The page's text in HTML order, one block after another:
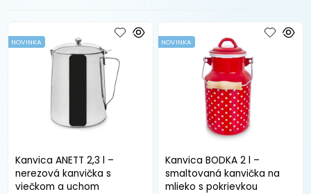
Kanvica ANETT 2,3 l –
nerezová kanvička s
viečkom a uchom
NOVINKA
Kanvica BODKA 2 l –
smaltovaná kanvička na
mlieko s pokrievkou
NOVINKA